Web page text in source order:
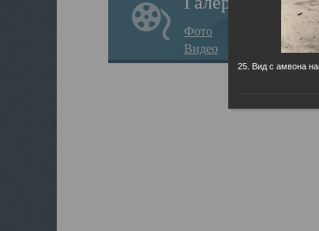
Фото
Видео
25. Вид с амвона